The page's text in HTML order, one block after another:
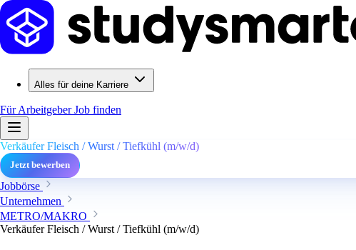
Alles für deine Karriere
Für ArbeitgeberJob finden
Verkäufer Fleisch / Wurst / Tiefkühl (m/w/d)
Jetzt bewerben
Jobbörse
Unternehmen
METRO/MAKRO
Verkäufer Fleisch / Wurst / Tiefkühl (m/w/d)